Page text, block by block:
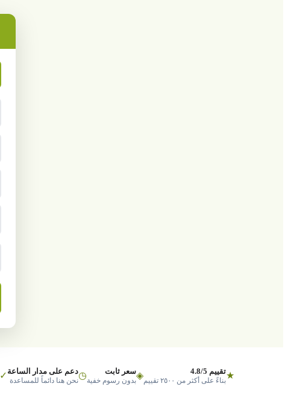
★تقييم 4.8/5
بناءً على أكثر من ٢٥٠٠ تقييم ◈سعر ثابت
بدون رسوم خفية◷دعم على مدار الساعة
نحن هنا دائماً للمساعدة ✓